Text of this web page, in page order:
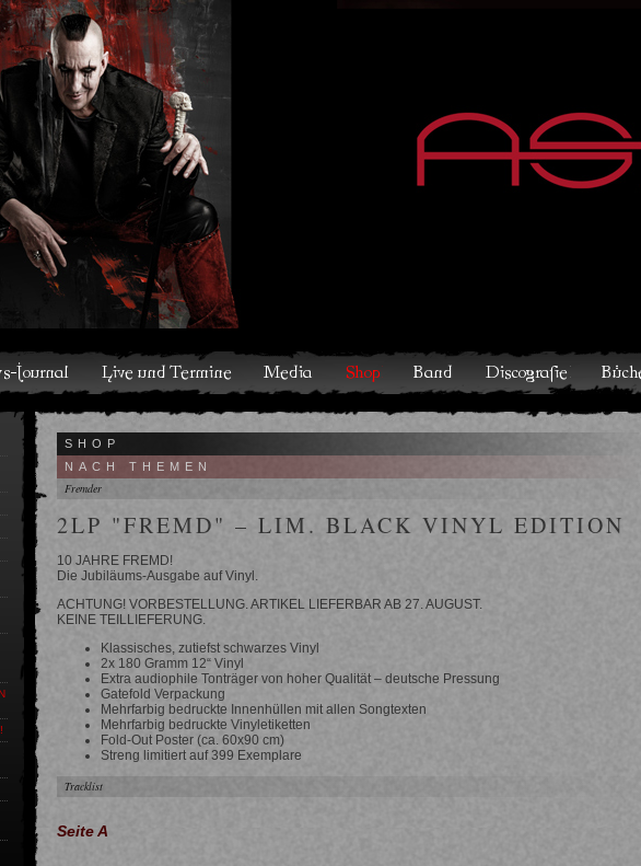
Media Shop Band Discografie Bücher und Comics Kontakt
SHOP
NACH THEMEN
Fremder
2LP "FREMD" – LIM. BLACK VINYL EDITION
10 JAHRE FREMD!
Die Jubiläums-Ausgabe auf Vinyl.
ACHTUNG! VORBESTELLUNG. ARTIKEL LIEFERBAR AB 27. AUGUST.
KEINE TEILLIEFERUNG.
Klassisches, zutiefst schwarzes Vinyl
2x 180 Gramm 12“ Vinyl
Extra audiophile Tonträger von hoher Qualität – deutsche Pressung
Gatefold Verpackung
Mehrfarbig bedruckte Innenhüllen mit allen Songtexten
Mehrfarbig bedruckte Vinyletiketten
Fold-Out Poster (ca. 60x90 cm)
Streng limitiert auf 399 Exemplare
Tracklist
Seite A